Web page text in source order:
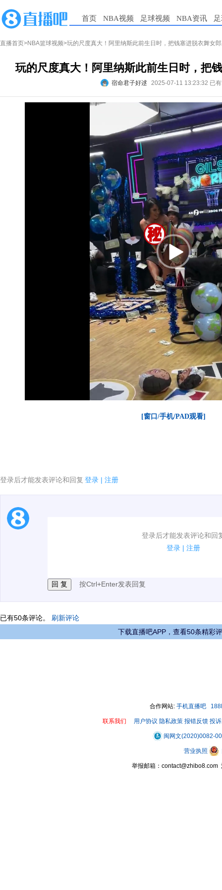
首页 NBA视频 足球视频 NBA资讯
直播首页>NBA篮球视频>玩的尺度真大！阿里纳斯此前生日时，把钱塞进脱衣舞女
玩的尺度真大！阿里纳斯此前生日时，把
宿命君子好逑 2025-07-11 13:23:32 已
[窗口/手机/PAD观看]
登录后才能发表评论和回复 登录 | 注册
登录后才能发表评论和回
登录 | 注册
1.电脑端新用户可以发表评论了！
按Ctrl+Enter发表回复
已有50条评论。 刷新评论
下载直播吧APP，查看50条精彩
合作网站: 手机直播吧
联系我们 用户协议 隐私政策 报错反馈 投
闽网文(2020)0082-
营业执照
举报邮箱：